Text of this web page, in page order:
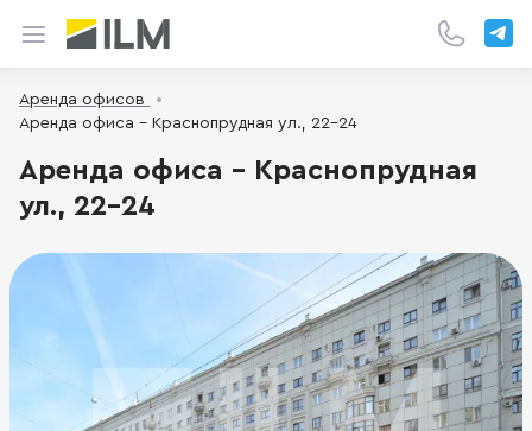
Аренда офисов
Аренда офиса - Краснопрудная ул., 22-24
Аренда офиса - Краснопрудная
ул., 22-24